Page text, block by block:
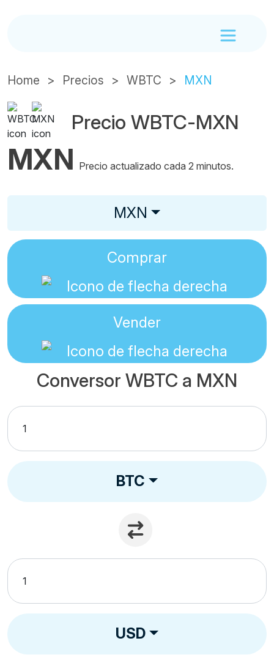
Home Precios WBTC MXN
Precio WBTC-MXN
MXN Precio actualizado cada 2 minutos.
MXN
Comprar
Vender
Conversor WBTC a MXN
BTC
USD